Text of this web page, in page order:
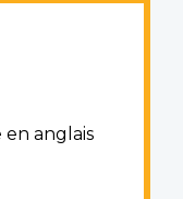
en anglais